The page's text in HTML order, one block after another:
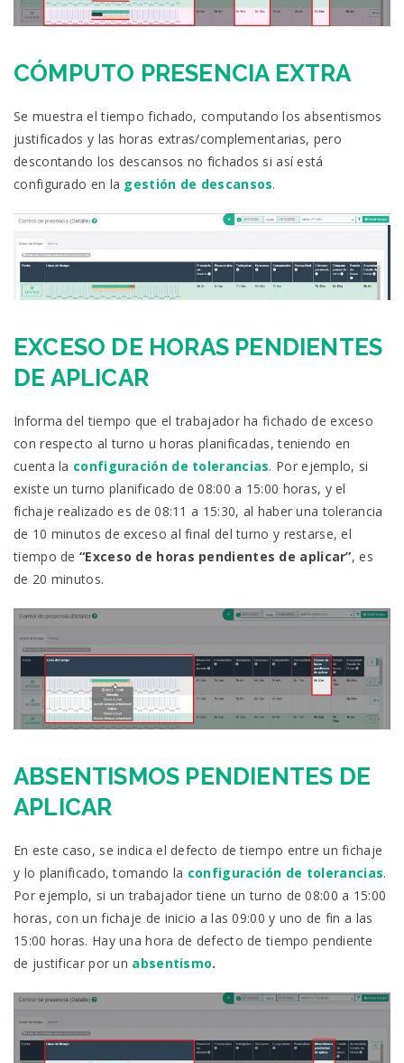
CÓMPUTO PRESENCIA EXTRA
Se muestra el tiempo fichado, computando los absentismos
justificados y las horas extras/complementarias, pero
descontando los descansos no fichados si así está
configurado en la gestión de descansos.
EXCESO DE HORAS PENDIENTES
DE APLICAR
Informa del tiempo que el trabajador ha fichado de exceso
con respecto al turno u horas planificadas, teniendo en
cuenta la configuración de tolerancias. Por ejemplo, si
existe un turno planificado de 08:00 a 15:00 horas, y el
fichaje realizado es de 08:11 a 15:30, al haber una tolerancia
de 10 minutos de exceso al final del turno y restarse, el
tiempo de “Exceso de horas pendientes de aplicar”, es
de 20 minutos.
ABSENTISMOS PENDIENTES DE
APLICAR
En este caso, se indica el defecto de tiempo entre un fichaje
y lo planificado, tomando la configuración de tolerancias.
Por ejemplo, si un trabajador tiene un turno de 08:00 a 15:00
horas, con un fichaje de inicio a las 09:00 y uno de fin a las
15:00 horas. Hay una hora de defecto de tiempo pendiente
de justificar por un absentismo.